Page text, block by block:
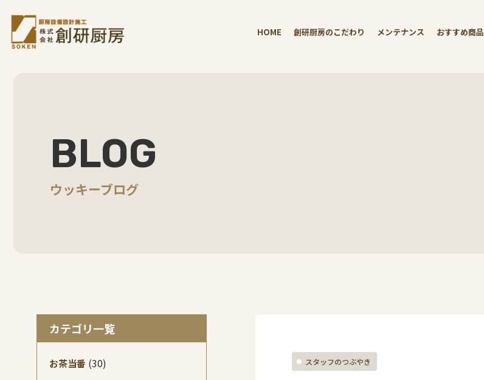
HOME 創研厨房のこだわり メンテナンス おすすめ商品
BLOG
ウッキーブログ
スタッフのつぶやき
カテゴリ一覧
お茶当番 (30)